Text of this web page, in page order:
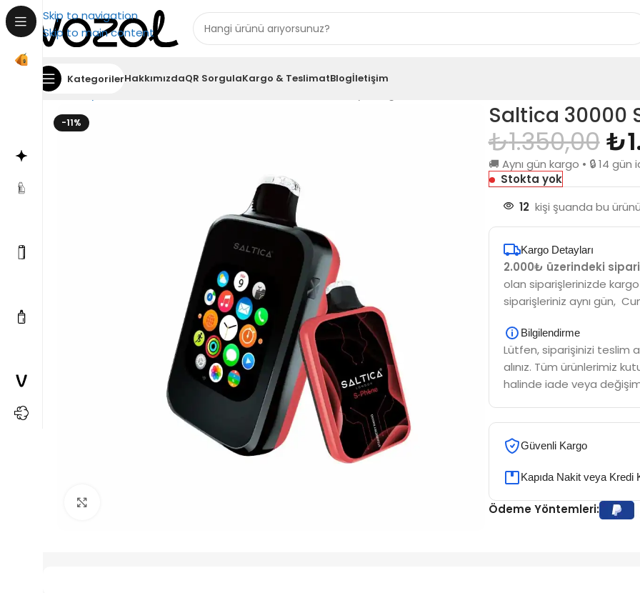
Skip to navigation
Skip to main content
KategorilerHakkımızdaQR SorgulaKargo & TeslimatBlogİletişim
Ana Sayfa
-11% Saltica 30000
₺1.350,00₺
🚚 Aynı gün kargo • 🔒 14
Stokta yok
12 kişi şuanda bu
Kargo Detayları
2.000₺ üzerindeki
olan siparişlerinizde
siparişleriniz aynı gün,
Bilgilendirme
Lütfen, siparişinizi teslim
alınız. Tüm ürünlerimiz
halinde iade veya
Güvenli Kargo
Kapıda Nakit veya Kredi
Ödeme Yöntemleri: